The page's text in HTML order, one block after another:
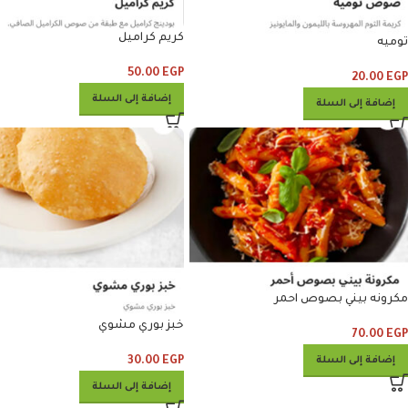
توميه
20.00 EGP
إضافة إلى السلة
كريم كراميل
50.00 EGP
إضافة إلى السلة
مكرونه بيني بصوص احمر
70.00 EGP
إضافة إلى السلة
خبز بوري مشوي
30.00 EGP
إضافة إلى السلة